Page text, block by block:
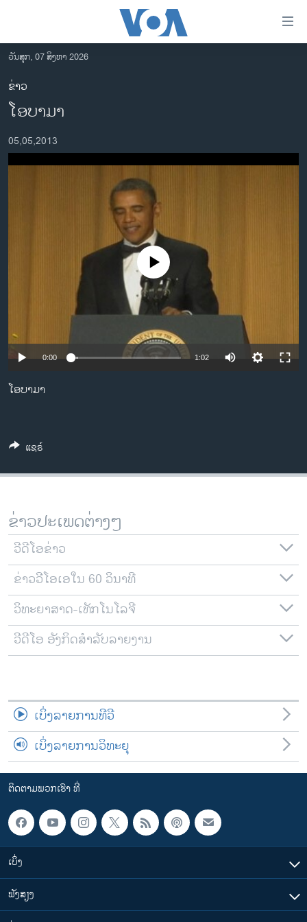
ເຂົ້າ
ຫາ
ຂ້າມ
ຂ້າມ
ໄປ
ຫາ
ອາເມຣິກາ
ການເລືອກຕັ້ງ ປະທານາທີບໍດີ ສະຫະລັດ 2024
ຂ່າວ​ຈີນ
ອິດສະຫຼະພາບດ້ານການຂ່າວ
ຊຸມຊົນຊາວລາວ
ວິທະຍາສາດ-ເທັກໂນໂລຈີ
ທຸລະກິດ
ພາສາອັງກິດ
ວີດີໂອ
ລາຍການກະຈາຍສຽງ
ຕິດຕາມພວກເຮົາ ທີ່
ພາສາຕ່າງໆ
ວັນສຸກ, 07 ສິງຫາ 2026
ຂ່າວ
ໂອບາມາ
05,05,2013
No media source currently available
0:00 1:02
ໂອບາມາ
ແຊຣ໌
ຂ່າວປະເພດຕ່າງໆ
ວີດີໂອຂ່າວ
ຂ່າວວີໂອເອໃນ 60 ວິນາທີ
ວິທະຍາສາດ-ເທັກໂນໂລຈີ
ວີດີໂອ ອັງກິດສຳລັບລາຍງານ
ເບິ່ງລາຍການທີວີ
ເບິ່ງລາຍການວິທະຍຸ
ຕິດຕາມພວກເຮົາ ທີ່
ເບິ່ງ
ຟັງສຽງ